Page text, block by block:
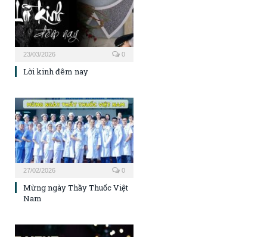
23/03/2026 0
Lời kinh đêm nay
27/02/2026 0
Mừng ngày Thầy Thuốc Việt
Nam